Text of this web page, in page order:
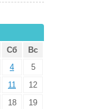
Сб
Вс
4
5
11
12
18
19